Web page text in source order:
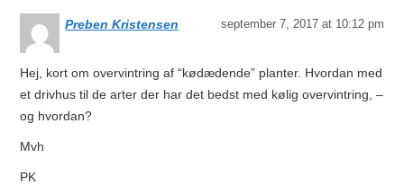
Preben Kristensen september 7, 2017 at 10:12 pm
Hej, kort om overvintring af “kødædende” planter. Hvordan med
et drivhus til de arter der har det bedst med kølig overvintring, –
og hvordan?
Mvh
PK